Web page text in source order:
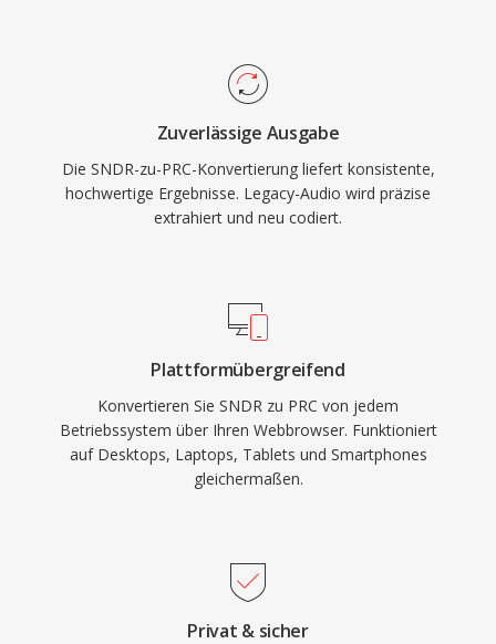
Zuverlässige Ausgabe
Die SNDR-zu-PRC-Konvertierung liefert konsistente,
hochwertige Ergebnisse. Legacy-Audio wird präzise
extrahiert und neu codiert.
Plattformübergreifend
Konvertieren Sie SNDR zu PRC von jedem
Betriebssystem über Ihren Webbrowser. Funktioniert
auf Desktops, Laptops, Tablets und Smartphones
gleichermaßen.
Privat & sicher